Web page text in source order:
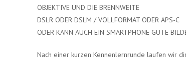
OBJEKTIVE UND DIE BRENNWEITE
DSLR ODER DSLM / VOLLFORMAT ODER APS-C
ODER KANN AUCH EIN SMARTPHONE GUTE
Nach einer kurzen Kennenlernrunde laufen wir